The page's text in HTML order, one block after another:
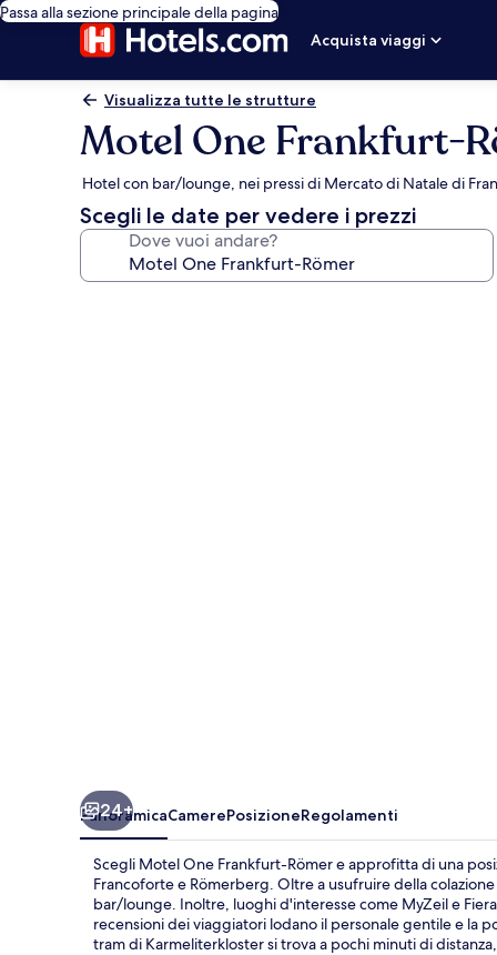
Passa alla sezione principale della pagina
Acquista viaggi
Visualizza tutte le strutture
Motel One Frankfurt-
Hotel con bar/lounge, nei pressi di Mercato di Natale di
Scegli le date per vedere i prezzi
Dove vuoi andare?
24+
PanoramicaCamerePosizioneRegolamenti
Scegli Motel One Frankfurt-Römer e approfitta di una
Francoforte e Römerberg. Oltre a usufruire della
bar/lounge. Inoltre, luoghi d'interesse come MyZeil e
recensioni dei viaggiatori lodano il personale gentile e la
tram di Karmeliterkloster si trova a pochi minuti di